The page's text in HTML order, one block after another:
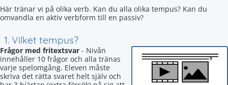
Här tränar vi på olika verb. Kan du alla olika tempus? Kan du
omvandla en aktiv verbform till en passiv?
1. Vilket tempus?
Frågor med fritextsvar - Nivån
innehåller 10 frågor och alla tränas
varje spelomgång. Eleven måste
skriva det rätta svaret helt själv och